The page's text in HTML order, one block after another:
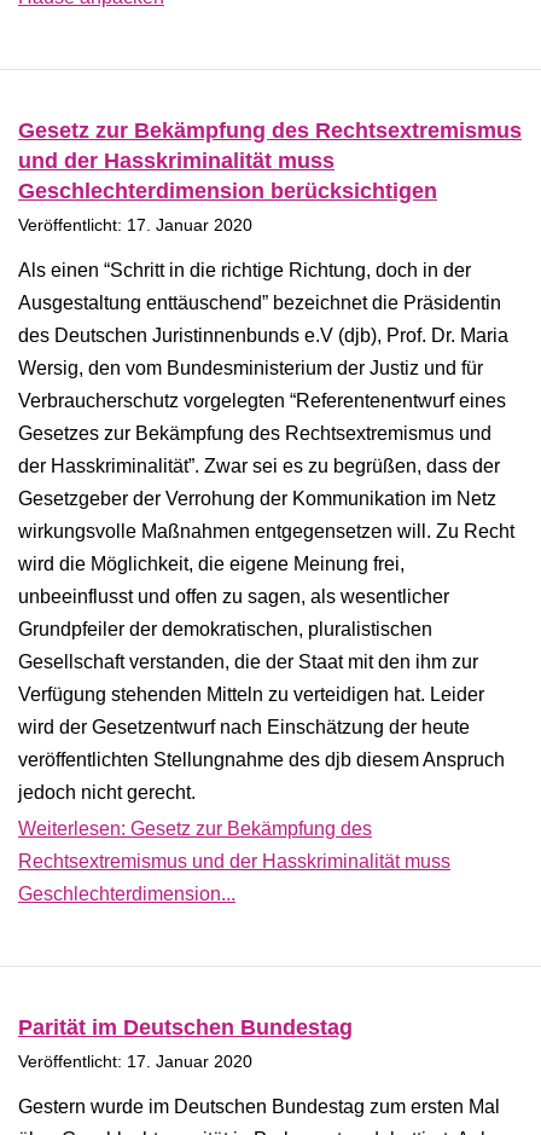
Gesetz zur Bekämpfung des Rechtsextremismus
und der Hasskriminalität muss
Geschlechterdimension berücksichtigen
Veröffentlicht: 17. Januar 2020
Als einen “Schritt in die richtige Richtung, doch in der
Ausgestaltung enttäuschend” bezeichnet die Präsidentin
des Deutschen Juristinnenbunds e.V (djb), Prof. Dr. Maria
Wersig, den vom Bundesministerium der Justiz und für
Verbraucherschutz vorgelegten “Referentenentwurf eines
Gesetzes zur Bekämpfung des Rechtsextremismus und
der Hasskriminalität”. Zwar sei es zu begrüßen, dass der
Gesetzgeber der Verrohung der Kommunikation im Netz
wirkungsvolle Maßnahmen entgegensetzen will. Zu Recht
wird die Möglichkeit, die eigene Meinung frei,
unbeeinflusst und offen zu sagen, als wesentlicher
Grundpfeiler der demokratischen, pluralistischen
Gesellschaft verstanden, die der Staat mit den ihm zur
Verfügung stehenden Mitteln zu verteidigen hat. Leider
wird der Gesetzentwurf nach Einschätzung der heute
veröffentlichten Stellungnahme des djb diesem Anspruch
jedoch nicht gerecht.
Weiterlesen: Gesetz zur Bekämpfung des
Rechtsextremismus und der Hasskriminalität muss
Geschlechterdimension...
Parität im Deutschen Bundestag
Veröffentlicht: 17. Januar 2020
Gestern wurde im Deutschen Bundestag zum ersten Mal